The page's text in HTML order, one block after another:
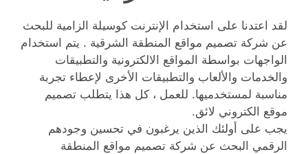
لقد اعتدنا على استخدام الإنترنت كوسيلة الزامية للبحث
عن شركة تصميم مواقع المنطقة الشرقية . يتم استخدام
الواجهات بواسطة المواقع الالكترونية والتطبيقات
والخدمات والألعاب والتطبيقات الأخرى لإعطاء تجربة
مناسبة لمستخدميها. للعمل ، كل هذا يتطلب تصميم
موقع الكتروني لائق.
يجب على أولئك الذين يرغبون في تحسين وجودهم
الرقمي البحث عن شركة تصميم مواقع المنطقة